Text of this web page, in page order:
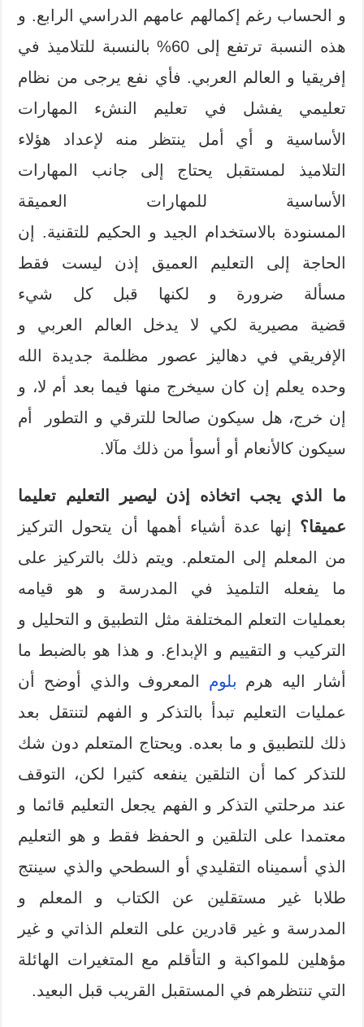
و الحساب رغم إكمالهم عامهم الدراسي الرابع. و
هذه النسبة ترتفع إلى 60% بالنسبة للتلاميذ في
إفريقيا و العالم العربي. فأي نفع يرجى من نظام
تعليمي يفشل في تعليم النشء المهارات
الأساسية و أي أمل ينتظر منه لإعداد هؤلاء
التلاميذ لمستقبل يحتاج إلى جانب المهارات
الأساسية للمهارات العميقة
المسنودة بالاستخدام الجيد و الحكيم للتقنية. إن
الحاجة إلى التعليم العميق إذن ليست فقط
مسألة ضرورة و لكنها قبل كل شيء
قضية مصيرية لكي لا يدخل العالم العربي و
الإفريقي في دهاليز عصور مظلمة جديدة الله
وحده يعلم إن كان سيخرج منها فيما بعد أم لا، و
إن خرج، هل سيكون صالحا للترقي و التطور أم
سيكون كالأنعام أو أسوأ من ذلك مآلا.
ما الذي يجب اتخاذه إذن ليصير التعليم تعليما
عميقا؟ إنها عدة أشياء أهمها أن يتحول التركيز
من المعلم إلى المتعلم. ويتم ذلك بالتركيز على
ما يفعله التلميذ في المدرسة و هو قيامه
بعمليات التعلم المختلفة مثل التطبيق و التحليل و
التركيب و التقييم و الإبداع. و هذا هو بالضبط ما
أشار اليه هرم بلوم
المعروف والذي أوضح أن
عمليات التعليم تبدأ بالتذكر و الفهم لتنتقل بعد
ذلك للتطبيق و ما بعده. ويحتاج المتعلم دون شك
للتذكر كما أن التلقين ينفعه كثيرا لكن، التوقف
عند مرحلتي التذكر و الفهم يجعل التعليم قائما و
معتمدا على التلقين و الحفظ فقط و هو التعليم
الذي أسميناه التقليدي أو السطحي والذي سينتج
طلابا غير مستقلين عن الكتاب و المعلم و
المدرسة و غير قادرين على التعلم الذاتي و غير
مؤهلين للمواكبة و التأقلم مع المتغيرات الهائلة
التي تنتظرهم في المستقبل القريب قبل البعيد.